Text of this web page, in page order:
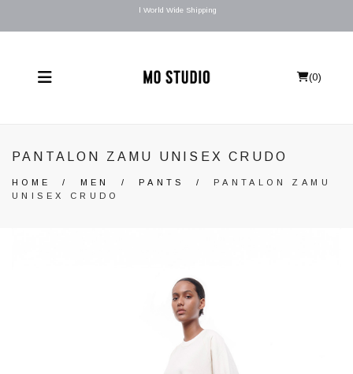
l World Wide Shipping
(0)
PANTALON ZAMU UNISEX CRUDO
HOME / MEN / PANTS / PANTALON ZAMU
UNISEX CRUDO